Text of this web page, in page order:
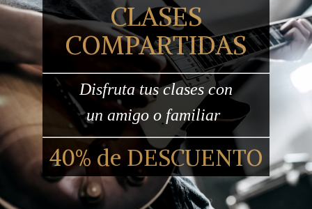
CLASES
COMPARTIDAS
Disfruta tus clases con
unamigo o familiar
40% de DESCUENTO